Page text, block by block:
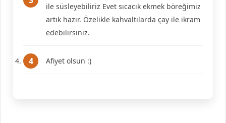
ile süsleyebiliriz Evet sıcacık ekmek böreğimiz
artık hazır. Özelikle kahvaltılarda çay ile ikram
edebilirsiniz.
Afiyet olsun :)